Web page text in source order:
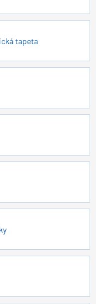
tapeta